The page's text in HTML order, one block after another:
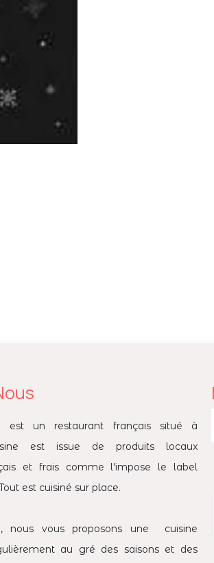
est un restaurant français situé à
est issue de produits locaux
et frais comme l'impose le label
est cuisiné sur place.
nous vous proposons une cuisine
au gré des saisons et des